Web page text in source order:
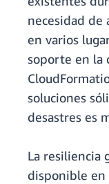
necesidad de
en varios
soporte en la
soluciones
desastres es
La resiliencia
disponible en